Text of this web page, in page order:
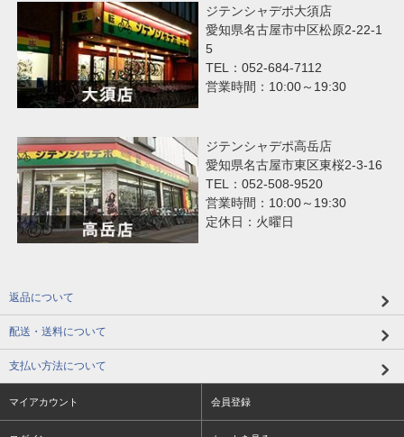
ジテンシャデポ大須店
愛知県名古屋市中区松原2-22-1
5
TEL：052-684-7112
営業時間：10:00～19:30
ジテンシャデポ高岳店
愛知県名古屋市東区東桜2-3-16
TEL：052-508-9520
営業時間：10:00～19:30
定休日：火曜日
返品について
配送・送料について
支払い方法について
マイアカウント 会員登録